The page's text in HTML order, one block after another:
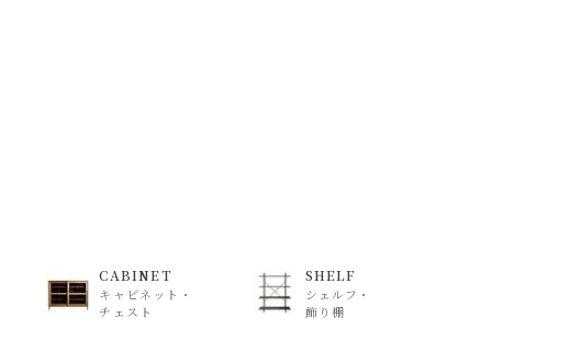
CABINET
キャビネット・
チェスト
SHELF
シェルフ・
飾り棚